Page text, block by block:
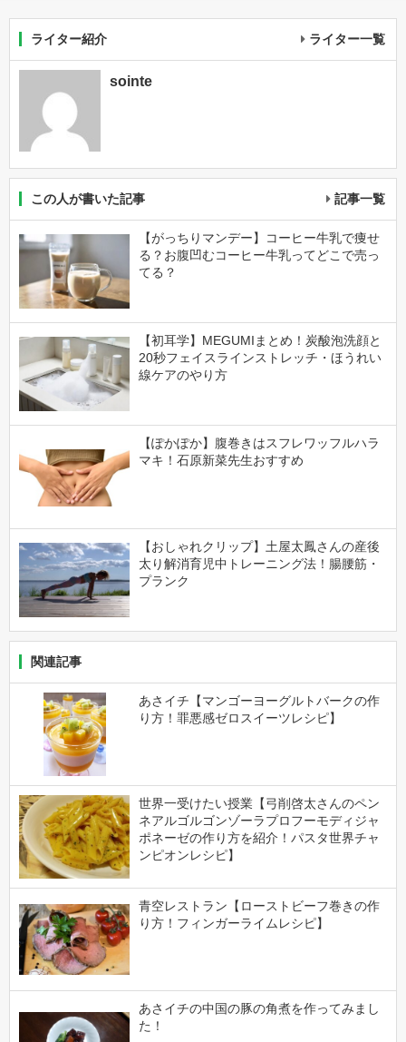
ライター紹介 ライター一覧
sointe
この人が書いた記事 記事一覧
【がっちりマンデー】コーヒー牛乳で痩せ
る？お腹凹むコーヒー牛乳ってどこで売っ
てる？
【初耳学】MEGUMIまとめ！炭酸泡洗顔と
20秒フェイスラインストレッチ・ほうれい
線ケアのやり方
【ぽかぽか】腹巻きはスフレワッフルハラ
マキ！石原新菜先生おすすめ
【おしゃれクリップ】土屋太鳳さんの産後
太り解消育児中トレーニング法！腸腰筋・
プランク
関連記事
あさイチ【マンゴーヨーグルトバークの作
り方！罪悪感ゼロスイーツレシピ】
世界一受けたい授業【弓削啓太さんのペン
ネアルゴルゴンゾーラプロフーモディジャ
ポネーゼの作り方を紹介！パスタ世界チャ
ンピオンレシピ】
青空レストラン【ローストビーフ巻きの作
り方！フィンガーライムレシピ】
あさイチの中国の豚の角煮を作ってみまし
た！